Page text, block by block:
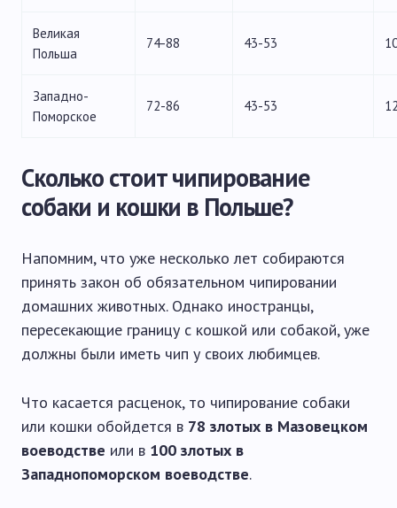
Великая
Польша
74-88 43-53
Западно-
Поморское
72-86 43-53
Сколько стоит чипирование
собаки и кошки в Польше?
Напомним, что уже несколько лет собираются
принять закон об обязательном чипировании
домашних животных. Однако иностранцы,
пересекающие границу с кошкой или собакой, уже
должны были иметь чип у своих любимцев.
Что касается расценок, то чипирование собаки
или кошки обойдется в 78 злотых в Мазовецком
воеводстве или в 100 злотых в
Западнопоморском воеводстве.